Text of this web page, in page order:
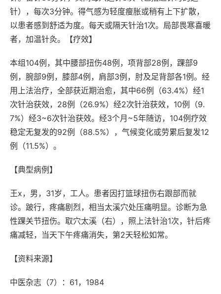
针），每次3分钟。得气感为轻度瘦胀或稍有上下扩散，
以患者感到舒适为度。每天或隔天针治1次。局部畏寒喜暖
者，加温针灸。【疗效】
本组104例，其中腰部扭伤48例，项背部28例，踝部9
例，腕部9例，膝部4例，肩部3例，肘及足背部各1例。经
用上法治疗，全部获近期治愈，其中66例（63.4%）经1
次针治获效，28例（26.9%）经2次针治获效，10例（9.
7%）经3~6次针治获效。经3个月~5年随访，104例疗效
稳定无复发的92例（88.5%），气候变化或劳累后复发12
例（11.5%）。
【典型病例】
王x，男，31岁，工人。患者因打篮球扭伤右跟部而就
诊。跛行，疼痛剧烈，相当太溪穴处压痛明显。诊断为急
性踝关节扭伤。取穴太溪（右），照上法针治1次，针后疼
痛减轻，当天下午疼痛消失，第2天轻松如常。
【资料来源】
中医杂志（7）：61，1984